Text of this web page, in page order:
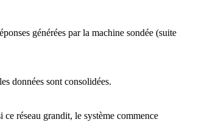
générées par la machine sondée (suite
données sont consolidées.
réseau grandit, le système commence